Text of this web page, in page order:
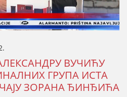
ВУЧИЋУ
ГРУПА ИСТА
ЗОРАНА ЂИНЂИЋА